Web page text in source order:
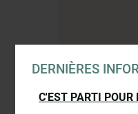
DERNIÈRES
C'EST PARTI POUR